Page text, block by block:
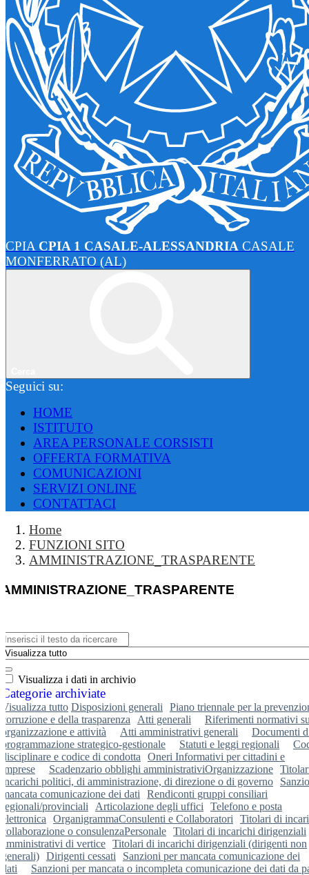
CPIA CPIA 1 CASALE-ALESSANDRIA CASALE
MONFERRATO (AL)
Seguici su:
HOME
ISTITUTO
AREA PERSONALE CORSISTI
OFFERTA FORMATIVA
COMUNICAZIONI
SERVIZI ONLINE
CONTATTACI
Home
FUNZIONI SITO
AMMINISTRAZIONE_TRASPARENTE
AMMINISTRAZIONE_TRASPARENTE
Visualizza i dati in archivio
Categorie archiviate
Visualizza tutto Disposizioni generali
Piano triennale per la
corruzione e della trasparenza
Atti generali
Riferimenti normativi
organizzazione e attività
Atti amministrativi generali
Documenti
programmazione strategico-gestionale
Statuti e leggi regionali
disciplinare e codice di condotta
Oneri Informativi per cittadini e
imprese
Scadenzario obblighi amministrativiOrganizzazione
incarichi politici, di amministrazione, di direzione o di governo
mancata comunicazione dei dati
Rendiconti gruppi consiliari
regionali/provinciali
Articolazione degli uffici
Telefono e posta
elettronica
OrganigrammaConsulenti e Collaboratori
Titolari di
collaborazione o consulenzaPersonale Titolari di incarichi dirigenziali
amministrativi di vertice Titolari di incarichi dirigenziali (dirigenti non
generali) Dirigenti cessati
Sanzioni per mancata comunicazione dei
dati
Sanzioni per mancata o incompleta comunicazione dei dati da